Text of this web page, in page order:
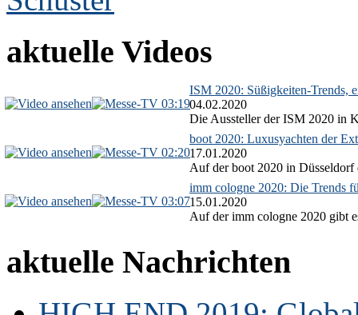
aktuelle Videos
03:19
ISM 2020: Süßigkeiten-Trends,
04.02.2020
Die Aussteller der ISM 2020 in
02:20
boot 2020: Luxusyachten der
17.01.2020
Auf der boot 2020 in Düsseldorf
03:07
imm cologne 2020: Die Trends
15.01.2020
Auf der imm cologne 2020 gibt
aktuelle Nachrichten